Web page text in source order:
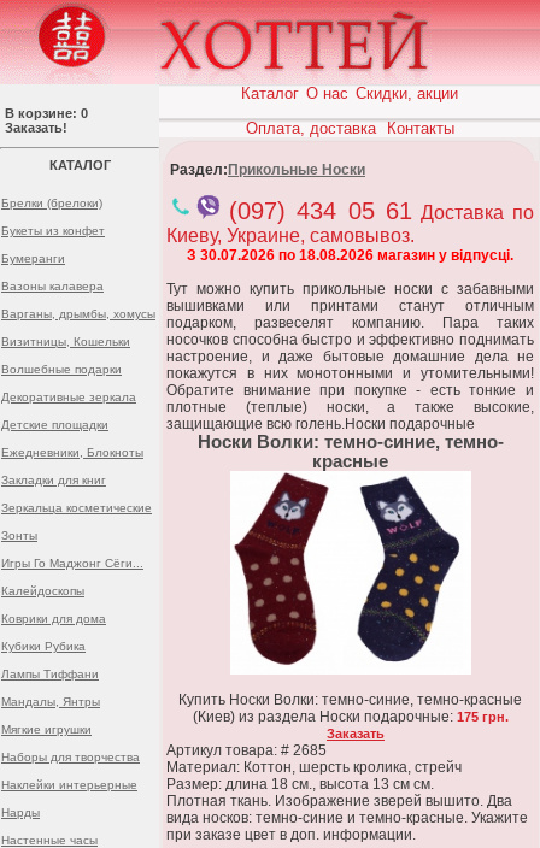
В корзине: 0
Заказать!
КАТАЛОГ
Брелки (брелоки)
Букеты из конфет
Бумеранги
Вазоны калавера
Варганы, дрымбы, хомусы
Визитницы, Кошельки
Волшебные подарки
Декоративные зеркала
Детские площадки
Ежедневники, Блокноты
Закладки для книг
Зеркальца косметические
Зонты
Игры Го Маджонг Сёги...
Калейдоскопы
Коврики для дома
Кубики Рубика
Лампы Тиффани
Мандалы, Янтры
Мягкие игрушки
Наборы для творчества
Наклейки интерьерные
Нарды
Настенные часы
Каталог О нас Скидки, акции
Оплата, доставка
Контакты
Раздел: Прикольные Носки
(097) 434 05 61 Доставка по
Киеву, Украине, самовывоз.
З 30.07.2026 по 18.08.2026 магазин у відпусці.
Тут можно купить прикольные носки с забавными
вышивками или принтами станут отличным
подарком, развеселят компанию. Пара таких
носочков способна быстро и эффективно поднимать
настроение, и даже бытовые домашние дела не
покажутся в них монотонными и утомительными!
Обратите внимание при покупке - есть тонкие и
плотные (теплые) носки, а также высокие,
защищающие всю голень.Носки подарочные
Носки Волки: темно-синие, темно-
красные
Купить Носки Волки: темно-синие, темно-красные
(Киев) из раздела Носки подарочные: 175 грн.
Заказать
Артикул товара: # 2685
Материал: Коттон, шерсть кролика, стрейч
Размер: длина 18 см., высота 13 см см.
Плотная ткань. Изображение зверей вышито. Два
вида носков: темно-синие и темно-красные. Укажите
при заказе цвет в доп. информации.